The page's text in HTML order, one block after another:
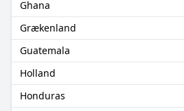
Ghana
Grækenland
Guatemala
Holland
Honduras